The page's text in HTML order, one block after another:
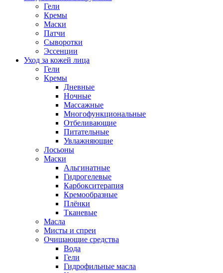
Гели
Кремы
Маски
Патчи
Сыворотки
Эссенции
Уход за кожей лица
Гели
Кремы
Дневные
Ночные
Массажные
Многофункциональные
Отбеливающие
Питательные
Увлажняющие
Лосьоны
Маски
Альгинатные
Гидрогелевые
Карбокситерапия
Кремообразные
Плёнки
Тканевые
Масла
Мисты и спреи
Очищающие средства
Вода
Гели
Гидрофильные масла